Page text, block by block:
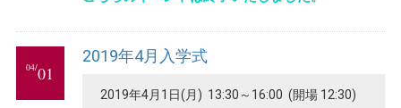
04/01
2019年4月入学式
2019年4月1日(月) 13:30～16:00 (開場 12:30)